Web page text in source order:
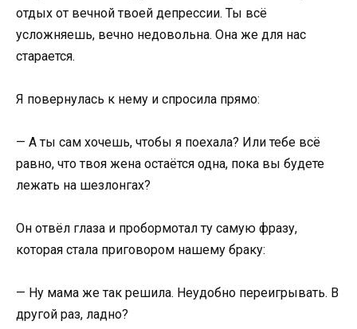
отдых от вечной твоей депрессии. Ты всё
усложняешь, вечно недовольна. Она же для нас
старается.
Я повернулась к нему и спросила прямо:
— А ты сам хочешь, чтобы я поехала? Или тебе всё
равно, что твоя жена остаётся одна, пока вы будете
лежать на шезлонгах?
Он отвёл глаза и пробормотал ту самую фразу,
которая стала приговором нашему браку:
— Ну мама же так решила. Неудобно переигрывать. В
другой раз, ладно?